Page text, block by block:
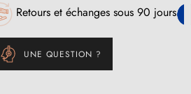
Retours et échanges sous 90 jours
UNE QUESTION ?